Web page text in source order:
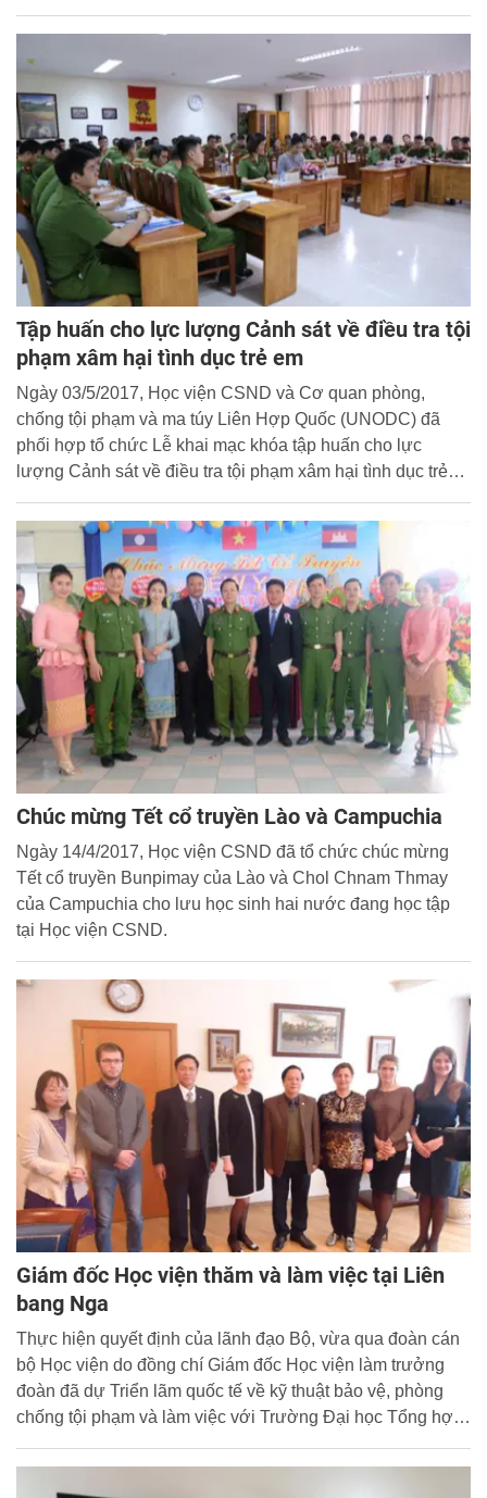
Tập huấn cho lực lượng Cảnh sát về điều tra tội
phạm xâm hại tình dục trẻ em
Ngày 03/5/2017, Học viện CSND và Cơ quan phòng,
chống tội phạm và ma túy Liên Hợp Quốc (UNODC) đã
phối hợp tổ chức Lễ khai mạc khóa tập huấn cho lực
lượng Cảnh sát về điều tra tội phạm xâm hại tình dục trẻ
Chúc mừng Tết cổ truyền Lào và Campuchia
Ngày 14/4/2017, Học viện CSND đã tổ chức chúc mừng
Tết cổ truyền Bunpimay của Lào và Chol Chnam Thmay
của Campuchia cho lưu học sinh hai nước đang học tập
tại Học viện CSND.
Giám đốc Học viện thăm và làm việc tại Liên
bang Nga
Thực hiện quyết định của lãnh đạo Bộ, vừa qua đoàn cán
bộ Học viện do đồng chí Giám đốc Học viện làm trưởng
đoàn đã dự Triển lãm quốc tế về kỹ thuật bảo vệ, phòng
chống tội phạm và làm việc với Trường Đại học Tổng hợp
Trần Trọng Vinh, Tổng giám đốc Công ty Biển Bạc kiêm